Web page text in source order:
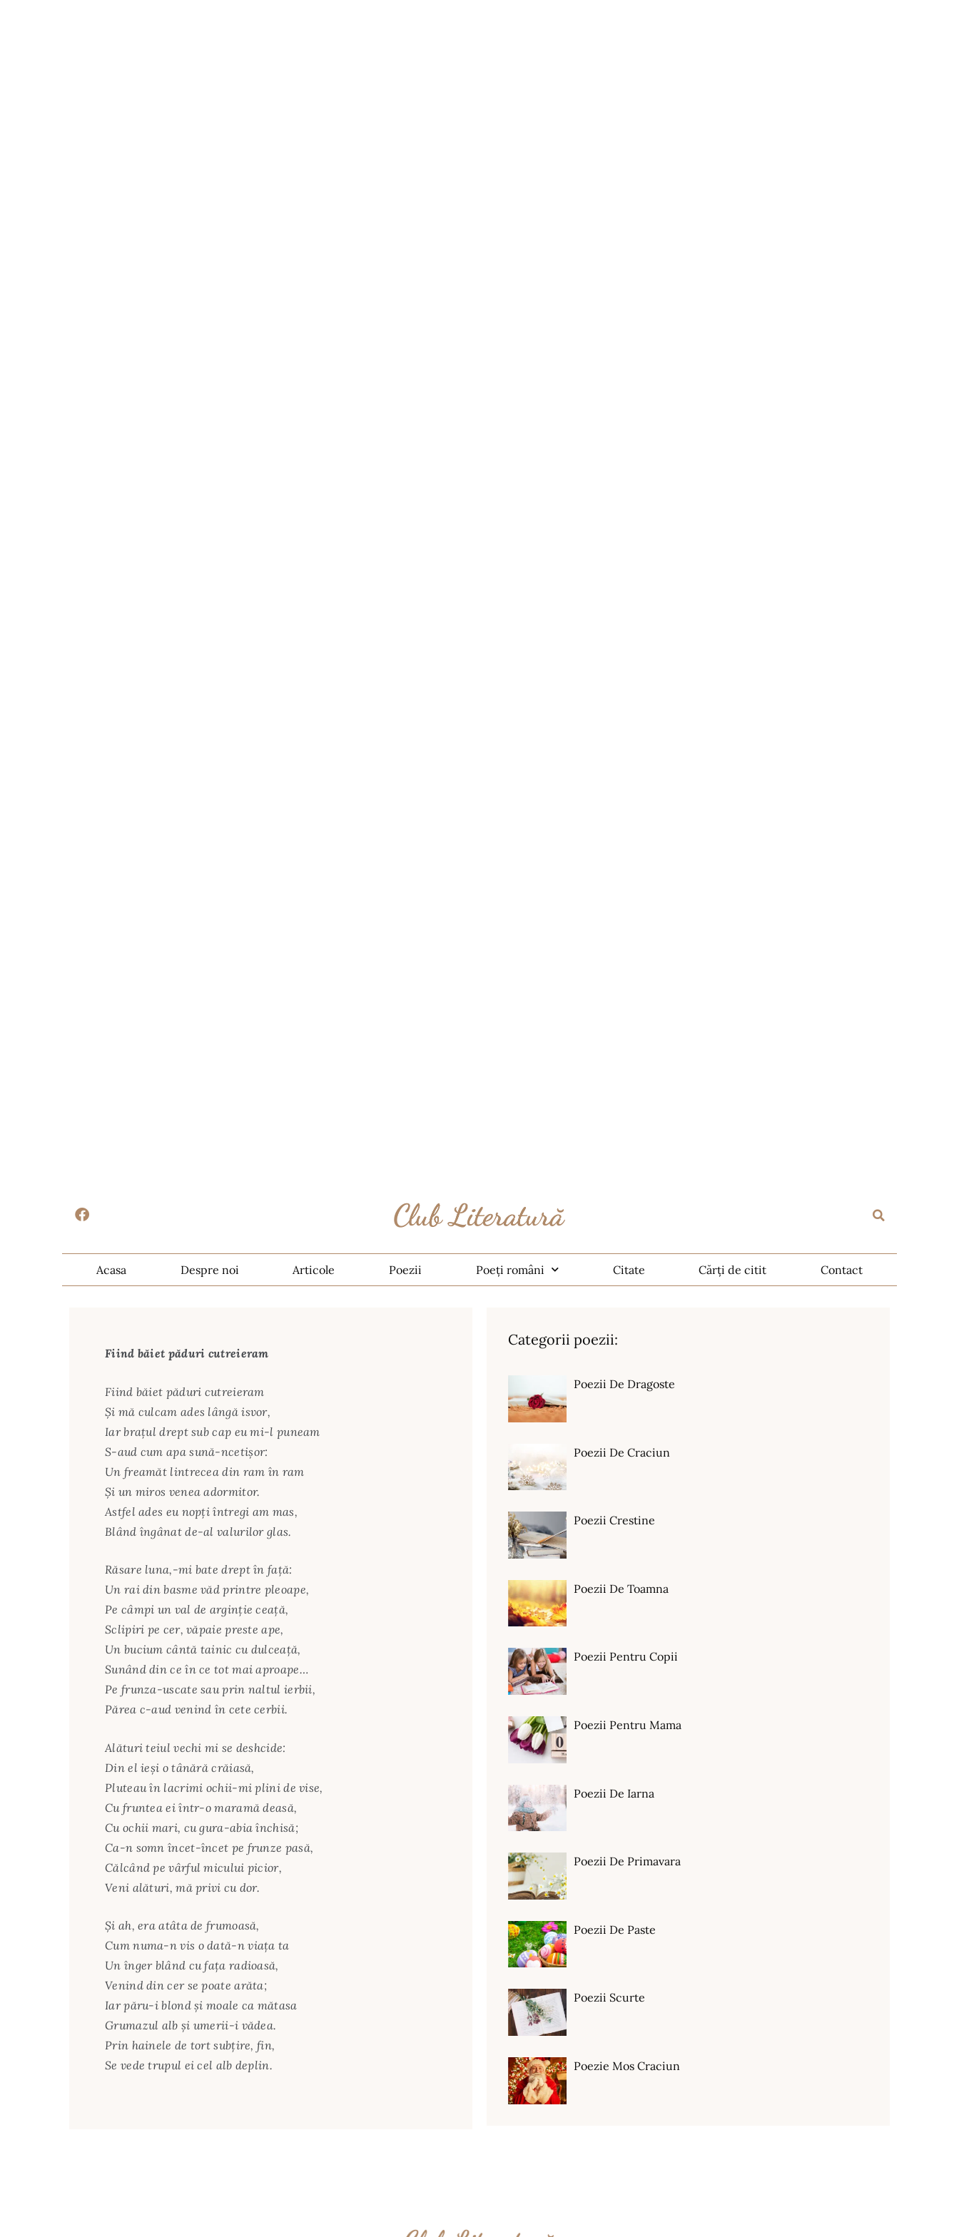
Acasa Despre noi Articole Poezii Poeți români Citate Cărți de citit Contact
Fiind băiet păduri cutreieram
Fiind băiet păduri cutreieram
Şi mă culcam ades lângă isvor,
Iar braţul drept sub cap eu mi-l puneam
S-aud cum apa sună-ncetişor:
Un freamăt lintrecea din ram în ram
Şi un miros venea adormitor.
Astfel ades eu nopţi întregi am mas,
Blând îngânat de-al valurilor glas.
Răsare luna,-mi bate drept în faţă:
Un rai din basme văd printre pleoape,
Pe câmpi un val de arginţie ceaţă,
Sclipiri pe cer, văpaie preste ape,
Un bucium cântă tainic cu dulceaţă,
Sunând din ce în ce tot mai aproape…
Pe frunza-uscate sau prin naltul ierbii,
Părea c-aud venind în cete cerbii.
Alături teiul vechi mi se deshcide:
Din el ieşi o tânără crăiasă,
Pluteau în lacrimi ochii-mi plini de vise,
Cu fruntea ei într-o maramă deasă,
Cu ochii mari, cu gura-abia închisă;
Ca-n somn încet-încet pe frunze pasă,
Călcând pe vârful micului picior,
Veni alături, mă privi cu dor.
Şi ah, era atâta de frumoasă,
Cum numa-n vis o dată-n viaţa ta
Un înger blând cu faţa radioasă,
Venind din cer se poate arăta;
Iar păru-i blond şi moale ca mătasa
Grumazul alb şi umerii-i vădea.
Prin hainele de tort subţire, fin,
Se vede trupul ei cel alb deplin.
Categorii poezii:
Poezii De Dragoste
Poezii De Craciun
Poezii Crestine
Poezii De Toamna
Poezii Pentru Copii
Poezii Pentru Mama
Poezii De Iarna
Poezii De Primavara
Poezii De Paste
Poezii Scurte
Poezie Mos Craciun